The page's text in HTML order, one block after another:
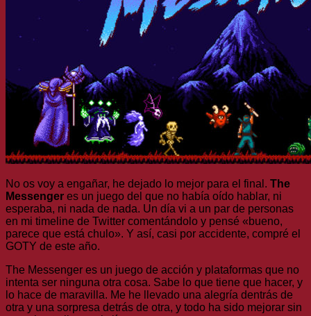
No os voy a engañar, he dejado lo mejor para el final. The
Messenger es un juego del que no había oído hablar, ni
esperaba, ni nada de nada. Un día vi a un par de personas
en mi timeline de Twitter comentándolo y pensé «bueno,
parece que está chulo». Y así, casi por accidente, compré el
GOTY de este año.
The Messenger es un juego de acción y plataformas que no
intenta ser ninguna otra cosa. Sabe lo que tiene que hacer, y
lo hace de maravilla. Me he llevado una alegría dentrás de
otra y una sorpresa detrás de otra, y todo ha sido mejorar sin